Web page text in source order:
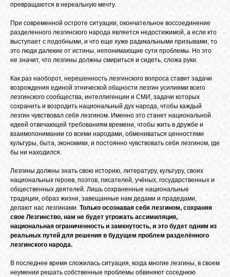
ВИДЕО
ВОПРОСЫ /
ОТВЕТЫ
ВХОД
превращаются в нереальную мечту.
При современной остроте ситуации, окончательное воссоединение
разделенного лезгинского народа является недостижимой, а если кто
выступает с подобными, и что еще хуже радикальными призывами, то
это люди далекие от истины, непонимающие сути проблемы. Но это
не значит, что лезгины должны смириться и сидеть, сложа руки.
Как раз наоборот, нерешенность лезгинского вопроса ставит задачи
возрождения единой этнической общности лезгин усилиями всего
лезгинского сообщества, интеллигенции и СМИ, задачи которых
сохранить и возродить национальный дух народа, чтобы каждый
лезгин чувствовал себя лезгином. Именно это станет национальной
идеей отвечающей требованиям времени, чтобы жить в дружбе и
взаимопонимании со всеми народами, обмениваться ценностями
культуры, быта, экономики, и постоянно чувствовать себя лезгином, где
бы ни находился.
Лезгины должны знать свою историю, литературу, культуру, своих
национальных героев, поэтов, писателей, учёных, государственных и
общественных деятелей. Лишь сохраненные национальные
традиции, образ жизни, завещанные нам дедами и прадедами,
делают нас лезгинами. Только осознавая себя лезгином, сохраняя
свое Лезгинство, нам не будет угрожать ассимиляция,
национальная ограниченность и замкнутость, и это будет одним из
реальных путей для решения в будущем проблем разделённого
лезгинского народа.
В последнее время сложилась ситуация, когда многие лезгины, в своем
неумении решать собственные проблемы обвиняют соседнюю